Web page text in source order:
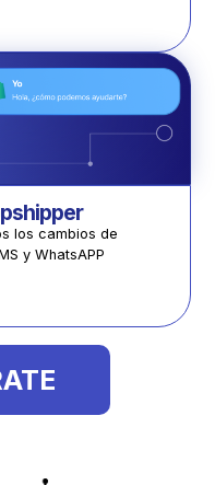
los cambios de
y WhatsAPP